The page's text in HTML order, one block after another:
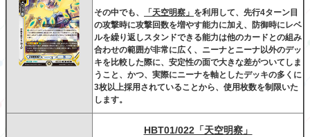
その中でも、
「天空明察」 を利用して、先行4ターン目
の攻撃時に攻撃回数を増やす能力に加え、防御時にレベ
ルを繰り返しスタンドできる能力は他のカードとの組み
合わせの範囲が非常に広く、ニーナとニーナ以外のデッ
キを比較した際に、安定性の面で大きな差がついてしま
うこと、かつ、実際にニーナを軸としたデッキの多くに
3枚以上採用されていることから、使用枚数を制限いた
します。
HBT01/022「天空明察」